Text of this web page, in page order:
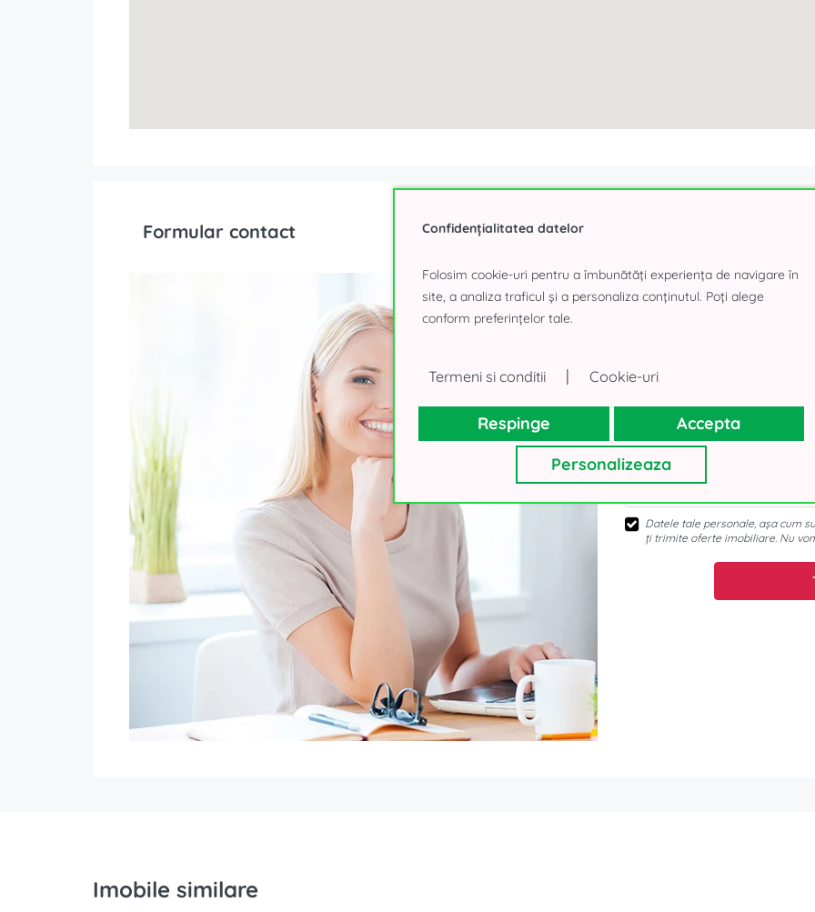
Formular contact Ești interesat de această
Datele tale personale, așa cum
ți trimite oferte imobiliare. Nu
Imobile similare
Confidențialitatea datelor
Folosim cookie-uri pentru a îmbunătăți experiența de navigare în
site, a analiza traficul și a personaliza conținutul. Poți alege
conform preferințelor tale.
Termeni si conditii | Cookie-uri
Respinge
Accepta
Personalizeaza